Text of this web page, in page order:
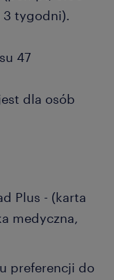
3 tygodni).
47
dla osób
Plus - (karta
medyczna,
preferencji do